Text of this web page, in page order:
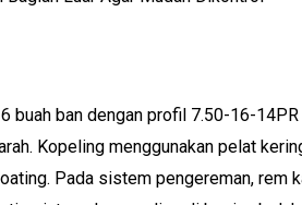
buah ban dengan profil 7.50-16-
Kopeling menggunakan pelat
Pada sistem pengereman,